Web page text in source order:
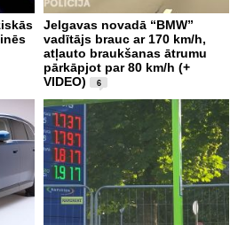
Jelgavas novadā “BMW”
vadītājs brauc ar 170 km/h,
atļauto braukšanas ātrumu
pārkāpjot par 80 km/h (+
VIDEO)
6